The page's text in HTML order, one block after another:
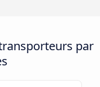
par